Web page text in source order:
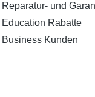
Reparatur- und
Education Rabatte
Business Kunden